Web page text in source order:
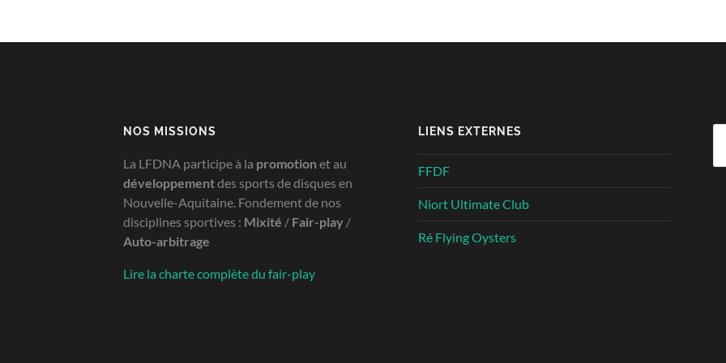
NOS MISSIONS
La LFDNA participe à la promotion et au
développementdes sports de disques en
Nouvelle-Aquitaine. Fondement de nos
disciplines sportives : Mixité / Fair-play /
Auto-arbitrage
Lire la charte complète du fair-play
LIENS EXTERNES
FFDF
Niort Ultimate Club
Ré Flying Oysters